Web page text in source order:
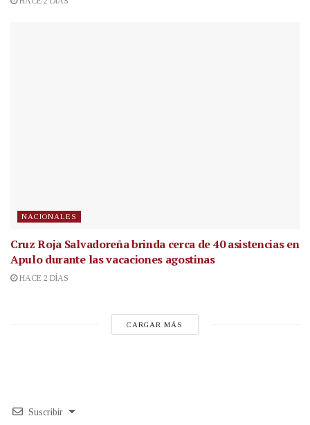
NACIONALES
Cruz Roja Salvadoreña brinda cerca de 40 asistencias en
Apulo durante las vacaciones agostinas
HACE 2 DÍAS
CARGAR MÁS
Suscribir